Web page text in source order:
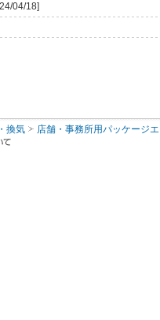
04/18]
換気 店舗・事務所用パッケージ